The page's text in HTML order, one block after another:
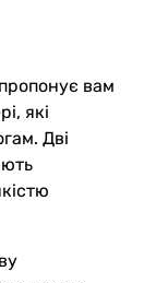
вам
які
Дві